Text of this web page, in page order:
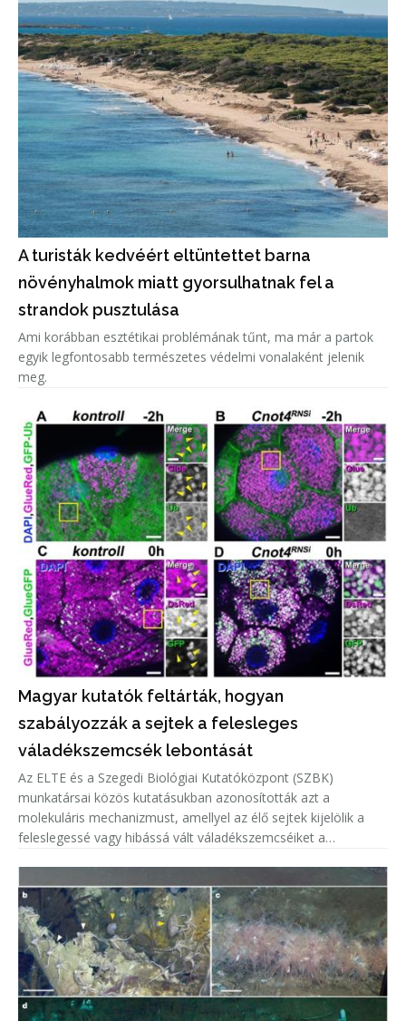
A turisták kedvéért eltüntettet barna
növényhalmok miatt gyorsulhatnak fel a
strandok pusztulása
Ami korábban esztétikai problémának tűnt, ma már a partok
egyik legfontosabb természetes védelmi vonalaként jelenik
meg.
Magyar kutatók feltárták, hogyan
szabályozzák a sejtek a felesleges
váladékszemcsék lebontását
Az ELTE és a Szegedi Biológiai Kutatóközpont (SZBK)
munkatársai közös kutatásukban azonosították azt a
molekuláris mechanizmust, amellyel az élő sejtek kijelölik a
feleslegessé vagy hibássá vált váladékszemcséiket a